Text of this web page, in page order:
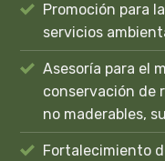
Promoción para
servicios
Asesoría para el
conservación de
no maderables,
Fortalecimiento